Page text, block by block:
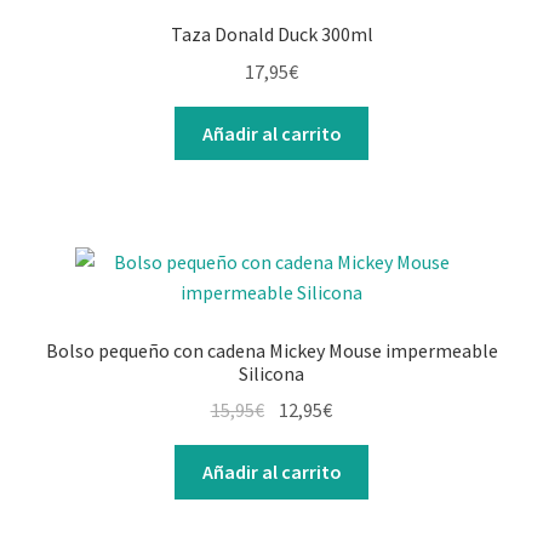
Taza Donald Duck 300ml
17,95€
Añadir al carrito
Bolso pequeño con cadena Mickey Mouse impermeable
Silicona
15,95€ El
precio
original
era:
12,95€El
precio
actual
es:
Añadir al carrito